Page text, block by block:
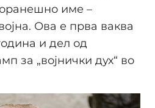
име –
Ова е прва ваква
и дел од
за „војнички дух“ во